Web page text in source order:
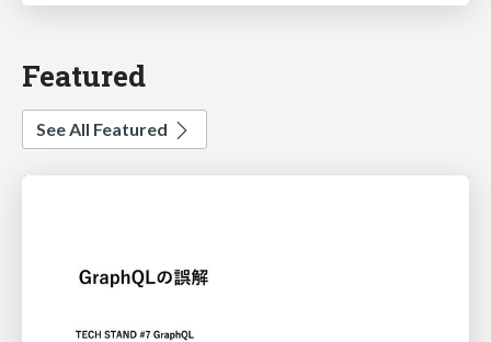
Featured
See All Featured